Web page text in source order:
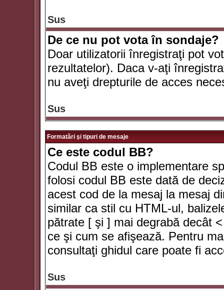
Sus
De ce nu pot vota în sondaje?
Doar utilizatorii înregistraţi pot
rezultatelor). Daca v-aţi
nu aveţi drepturile de acces
Sus
Formatări şi tipuri de mesaje
Ce este codul BB?
Codul BB este o implementare
folosi codul BB este dată de
acest cod de la mesaj la mesaj
similar ca stil cu HTML-ul,
pătrate [ şi ] mai degrabă decât
ce şi cum se afişează. Pentru
consultaţi ghidul care poate fi
Sus